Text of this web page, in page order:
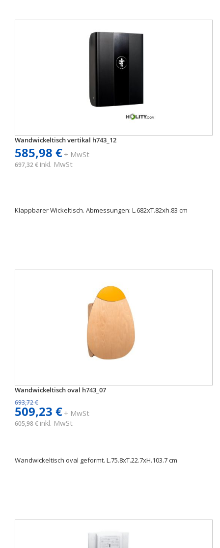
Wandwickeltisch vertikal h743_12
585,98 €+ MwSt
697,32 € inkl. MwSt
Klappbarer Wickeltisch. Abmessungen: L.682xT.82xh.83 cm
Wandwickeltisch oval h743_07
693,72 €
509,23 €+ MwSt
605,98 € inkl. MwSt
Wandwickeltisch oval geformt. L.75.8xT.22.7xH.103.7 cm